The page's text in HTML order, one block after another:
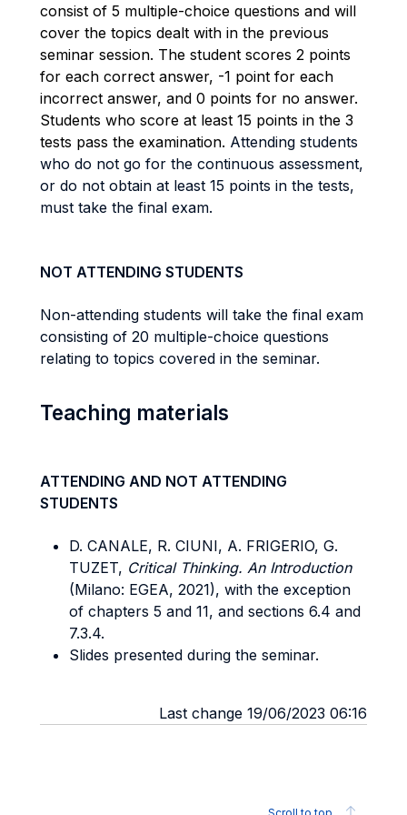
consist of 5 multiple-choice questions and will
cover the topics dealt with in the previous
seminar session. The student scores 2 points
for each correct answer, -1 point for each
incorrect answer, and 0 points for no answer.
Students who score at least 15 points in the 3
tests pass the examination. Attending students
who do not go for the continuous assessment,
or do not obtain at least 15 points in the tests,
must take the final exam.
NOT ATTENDING STUDENTS
Non-attending students will take the final exam
consisting of 20 multiple-choice questions
relating to topics covered in the seminar.
Teaching materials
ATTENDING AND NOT ATTENDING
STUDENTS
D. CANALE, R. CIUNI, A. FRIGERIO, G.
TUZET, Critical Thinking. An Introduction
(Milano: EGEA, 2021), with the exception
of chapters 5 and 11, and sections 6.4 and
7.3.4.
Slides presented during the seminar.
Last change 19/06/2023 06:16